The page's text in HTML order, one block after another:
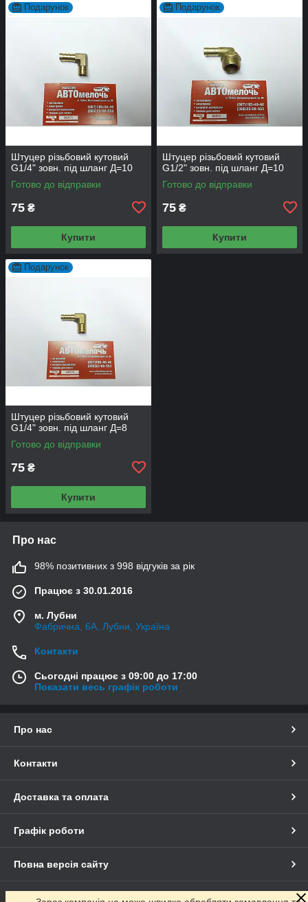
Подарунок
Штуцер різьбовий кутовий
G1/4" зовн. під шланг Д=10
Готово до відправки
75 ₴
Купити
Подарунок
Штуцер різьбовий кутовий
G1/2" зовн. під шланг Д=10
Готово до відправки
75 ₴
Купити
Подарунок
Штуцер різьбовий кутовий
G1/4" зовн. під шланг Д=8
Готово до відправки
75 ₴
Купити
Про нас
98% позитивних з 998 відгуків за рік
Працює з 30.01.2016
м. Лубни
Фабрична, 6А, Лубни, Україна
Контакти
Сьогодні працює з 09:00 до 17:00
Показати весь графік роботи
Про нас
Контакти
Доставка та оплата
Графік роботи
Повна версія сайту
Сайт створено на маркетплейсі Prom.ua